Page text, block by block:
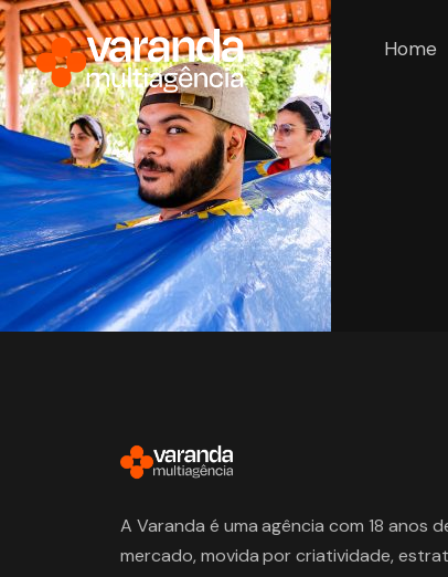
Home
A Varanda é uma agência com 18 anos
mercado, movida por criatividade,